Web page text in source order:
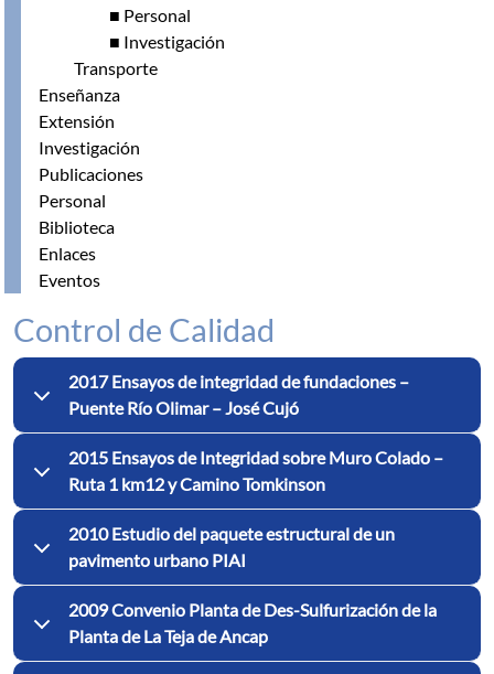
■ Personal
■ Investigación
Transporte
Enseñanza
Extensión
Investigación
Publicaciones
Personal
Biblioteca
Enlaces
Eventos
Control de Calidad
2017 Ensayos de integridad de fundaciones –
Puente Río Olimar – José Cujó
2015 Ensayos de Integridad sobre Muro Colado –
Ruta 1 km12 y Camino Tomkinson
2010 Estudio del paquete estructural de un
pavimento urbano PIAI
2009 Convenio Planta de Des-Sulfurización de la
Planta de La Teja de Ancap